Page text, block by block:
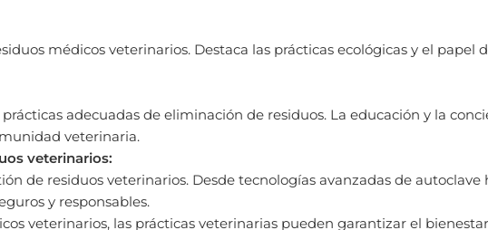
médicos veterinarios. Destaca las prácticas ecológicas y el papel
adecuadas de eliminación de residuos. La educación y la
veterinaria.
veterinarios:
de residuos veterinarios. Desde tecnologías avanzadas de autoclave
y responsables.
veterinarios, las prácticas veterinarias pueden garantizar el